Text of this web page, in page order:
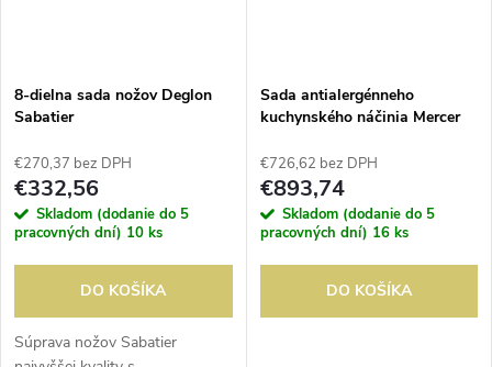
8-dielna sada nožov Deglon
Sabatier
€270,37 bez DPH
€332,56
Skladom (dodanie do 5
pracovných dní) 10 ks
DO KOŠÍKA
Súprava nožov Sabatier
Sada antialergénneho
kuchynského náčinia Mercer
€726,62 bez DPH
€893,74
Skladom (dodanie do 5
pracovných dní) 16 ks
DO KOŠÍKA